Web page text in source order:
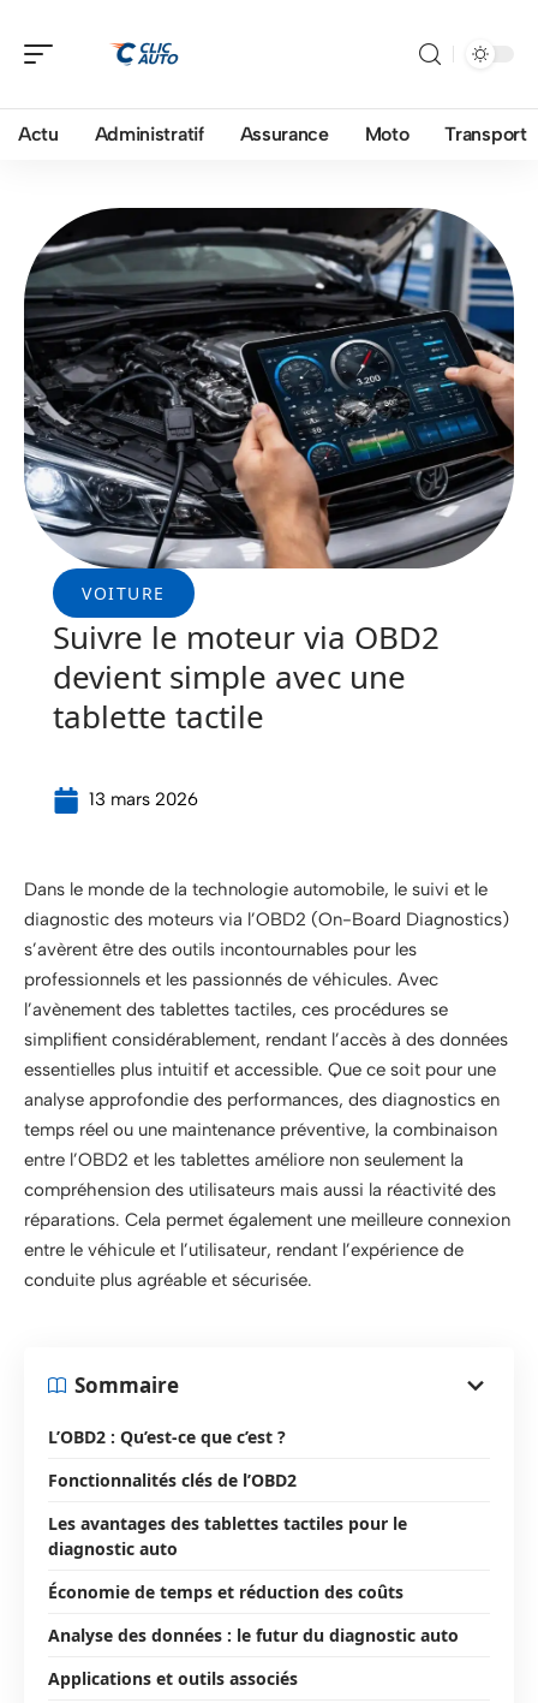
Actu Administratif Assurance Moto Transport
VOITURE
Suivre le moteur via OBD2
devient simple avec une
tablette tactile
13 mars 2026
Dans le monde de la technologie automobile, le suivi et le
diagnostic des moteurs via l’OBD2 (On-Board Diagnostics)
s’avèrent être des outils incontournables pour les
professionnels et les passionnés de véhicules. Avec
l’avènement des tablettes tactiles, ces procédures se
simplifient considérablement, rendant l’accès à des données
essentielles plus intuitif et accessible. Que ce soit pour une
analyse approfondie des performances, des diagnostics en
temps réel ou une maintenance préventive, la combinaison
entre l’OBD2 et les tablettes améliore non seulement la
compréhension des utilisateurs mais aussi la réactivité des
réparations. Cela permet également une meilleure connexion
entre le véhicule et l’utilisateur, rendant l’expérience de
conduite plus agréable et sécurisée.
Sommaire
L’OBD2 : Qu’est-ce que c’est ?
Fonctionnalités clés de l’OBD2
Les avantages des tablettes tactiles pour le
diagnostic auto
Économie de temps et réduction des coûts
Analyse des données : le futur du diagnostic auto
Applications et outils associés